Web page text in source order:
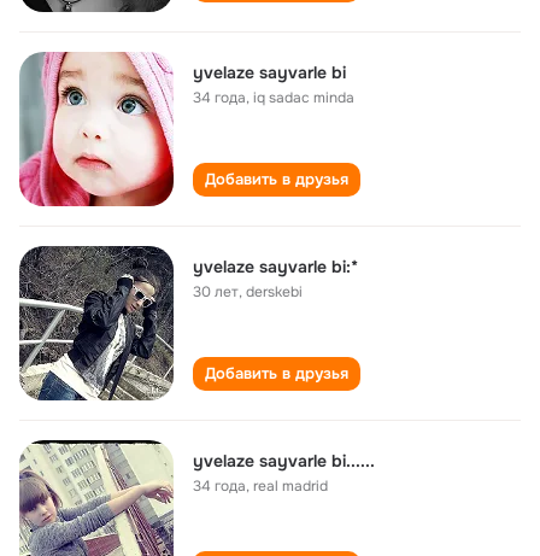
yvelaze sayvarle bi
34 года,iq sadac minda
Добавить в друзья
yvelaze sayvarle bi:*
30 лет,derskebi
Добавить в друзья
yvelaze sayvarle bi......
34 года,real madrid